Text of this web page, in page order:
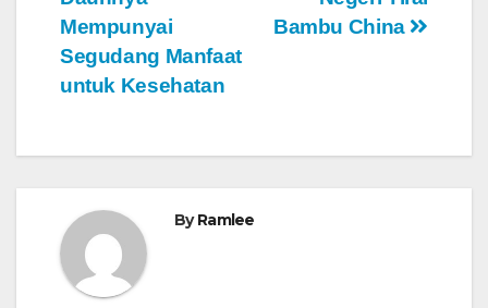
Bambu China
Mempunyai
Segudang Manfaat
untuk Kesehatan
ByRamlee